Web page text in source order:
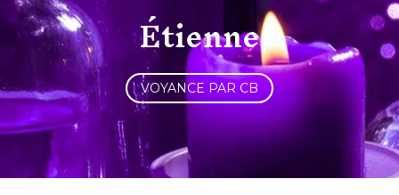
Étienne
VOYANCE PAR CB